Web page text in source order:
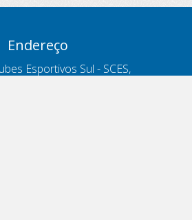
Endereço
Esportivos Sul - SCES,